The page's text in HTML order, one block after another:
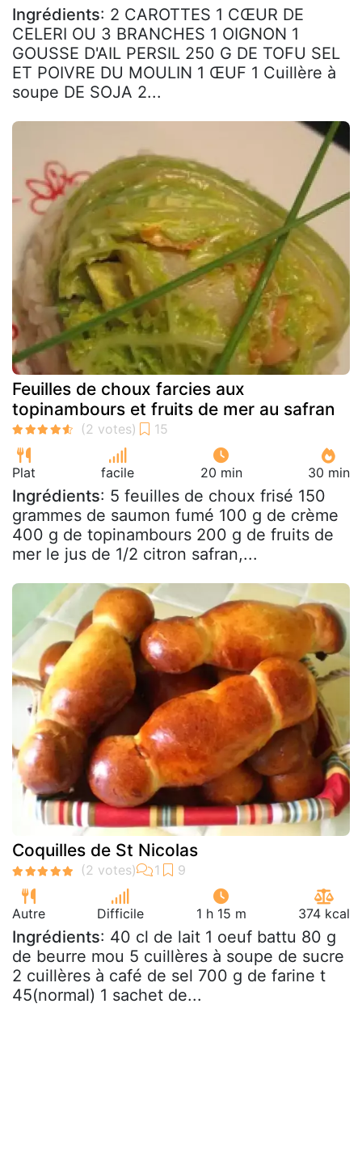
Ingrédients: 2 CAROTTES 1 CŒUR DE
CELERI OU 3 BRANCHES 1 OIGNON 1
GOUSSE D'AIL PERSIL 250 G DE TOFU SEL
ET POIVRE DU MOULIN 1 ŒUF 1 Cuillère à
soupe DE SOJA 2...
Feuilles de choux farcies aux
topinambours et fruits de mer au safran
Plat facile 20 min 30 min
Ingrédients: 5 feuilles de choux frisé 150
grammes de saumon fumé 100 g de crème
400 g de topinambours 200 g de fruits de
mer le jus de 1/2 citron safran,...
Coquilles de St Nicolas
Autre Difficile 1 h 15 m 374 kcal
Ingrédients: 40 cl de lait 1 oeuf battu 80 g
de beurre mou 5 cuillères à soupe de sucre
2 cuillères à café de sel 700 g de farine t
45(normal) 1 sachet de...